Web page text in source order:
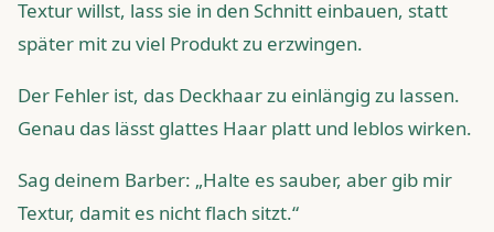
Textur willst, lass sie in den Schnitt einbauen, statt
später mit zu viel Produkt zu erzwingen.
Der Fehler ist, das Deckhaar zu einlängig zu lassen.
Genau das lässt glattes Haar platt und leblos wirken.
Sag deinem Barber: „Halte es sauber, aber gib mir
Textur, damit es nicht flach sitzt.“